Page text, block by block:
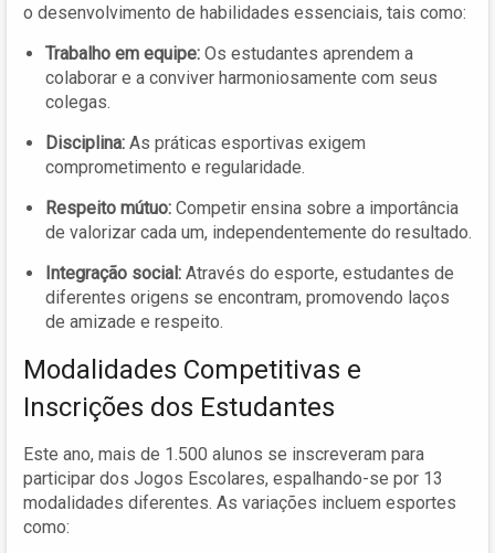
o desenvolvimento de habilidades essenciais, tais como:
Trabalho em equipe: Os estudantes aprendem a
colaborar e a conviver harmoniosamente com seus
colegas.
Disciplina: As práticas esportivas exigem
comprometimento e regularidade.
Respeito mútuo: Competir ensina sobre a importância
de valorizar cada um, independentemente do resultado.
Integração social: Através do esporte, estudantes de
diferentes origens se encontram, promovendo laços
de amizade e respeito.
Modalidades Competitivas e
Inscrições dos Estudantes
Este ano, mais de 1.500 alunos se inscreveram para
participar dos Jogos Escolares, espalhando-se por 13
modalidades diferentes. As variações incluem esportes
como: